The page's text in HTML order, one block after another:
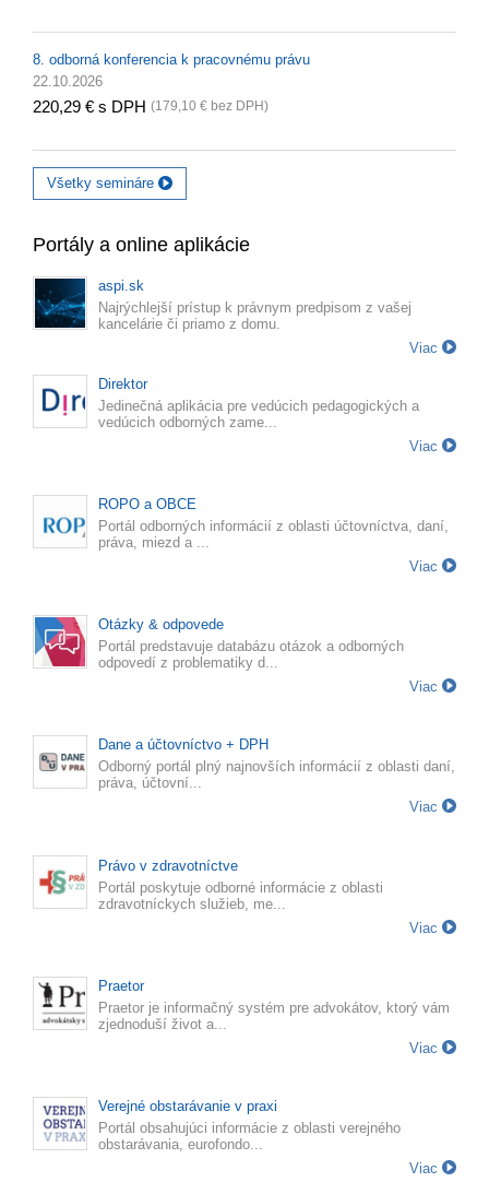
8. odborná konferencia k pracovnému právu
22.10.2026
220,29 € s DPH (179,10 € bez DPH)
Všetky semináre
Portály a online aplikácie
aspi.sk
Najrýchlejší prístup k právnym predpisom z vašej
kancelárie či priamo z domu.
Viac
Direktor
Jedinečná aplikácia pre vedúcich pedagogických a
vedúcich odborných zame...
Viac
ROPO a OBCE
Portál odborných informácií z oblasti účtovníctva, daní,
práva, miezd a ...
Viac
Otázky & odpovede
Portál predstavuje databázu otázok a odborných
odpovedí z problematiky d...
Viac
Dane a účtovníctvo + DPH
Odborný portál plný najnovších informácií z oblasti daní,
práva, účtovní...
Viac
Právo v zdravotníctve
Portál poskytuje odborné informácie z oblasti
zdravotníckych služieb, me...
Viac
Praetor
Praetor je informačný systém pre advokátov, ktorý vám
zjednoduší život a...
Viac
Verejné obstarávanie v praxi
Portál obsahujúci informácie z oblasti verejného
obstarávania, eurofondo...
Viac